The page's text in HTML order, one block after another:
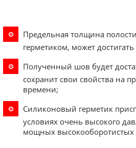
Предельная толщина
герметиком, может
Полученный шов будет
сохранит свои свойства на
времени;
Силиконовый герметик
условиях очень высокого
мощных высокооборотистых